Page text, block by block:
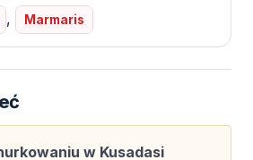
i komfortowe warunki dla
Podczas Nurkowania w
, Marmaris
w Kusadasi